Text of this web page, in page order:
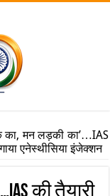
मन लड़की का’…IAS
एनेस्थीसिया इंजेक्शन